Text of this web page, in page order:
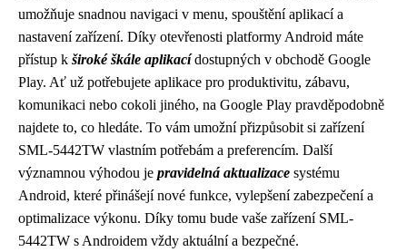
umožňuje snadnou navigaci v menu, spouštění aplikací a
nastavení zařízení. Díky otevřenosti platformy Android máte
přístup k široké škále aplikacídostupných v obchodě Google
Play. Ať už potřebujete aplikace pro produktivitu, zábavu,
komunikaci nebo cokoli jiného, na Google Play pravděpodobně
najdete to, co hledáte. To vám umožní přizpůsobit si zařízení
SML-5442TW vlastním potřebám a preferencím. Další
významnou výhodou je pravidelná aktualizace systému
Android, které přinášejí nové funkce, vylepšení zabezpečení a
optimalizace výkonu. Díky tomu bude vaše zařízení SML-
5442TW s Androidem vždy aktuální a bezpečné.